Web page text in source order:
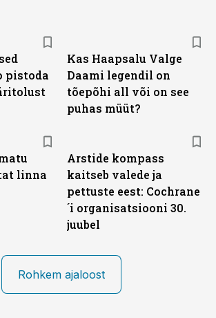
pistoda
Kas Haapsalu Valge
Daami legendil on
tõepõhi all või on see
puhas müüt?
linna
Arstide kompass
kaitseb valede ja
pettuste eest: Cochrane
´i organisatsiooni 30.
juubel
Rohkem ajaloost